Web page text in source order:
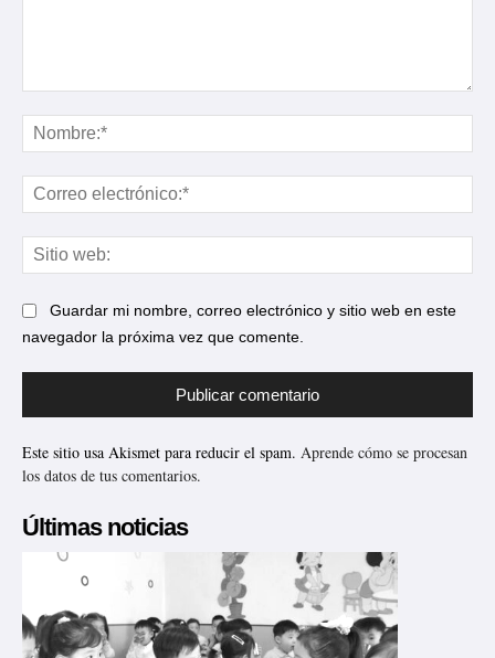
Guardar mi nombre, correo electrónico y sitio web en este
navegador la próxima vez que comente.
Este sitio usa Akismet para reducir el spam. Aprende cómo se procesan
los datos de tus comentarios.
Últimas noticias